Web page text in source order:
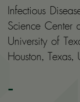
Infectious
Science Center
University of
Houston, Texas,
-